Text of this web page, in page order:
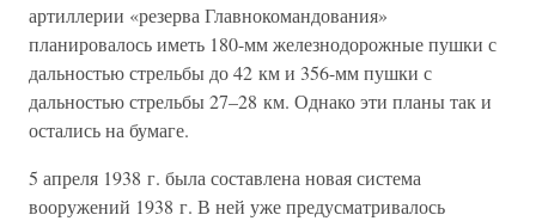
артиллерии «резерва Главнокомандования»
планировалось иметь 180-мм железнодорожные пушки с
дальностью стрельбы до 42 км и 356-мм пушки с
дальностью стрельбы 27–28 км. Однако эти планы так и
остались на бумаге.
5 апреля 1938 г. была составлена новая система
вооружений 1938 г. В ней уже предусматривалось